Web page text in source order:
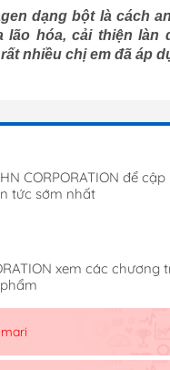
dạng bột là cách
lão hóa, cải thiện làn
nhiều chị em đã áp
CORPORATION để
tức sớm nhất
xem các chương